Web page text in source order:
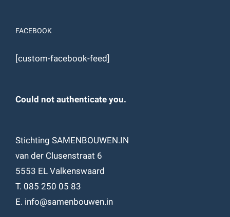
FACEBOOK
[custom-facebook-feed]
Could not authenticate you.
Stichting SAMENBOUWEN.IN
van der Clusenstraat 6
5553 EL Valkenswaard
T. 085 250 05 83
E. info@samenbouwen.in